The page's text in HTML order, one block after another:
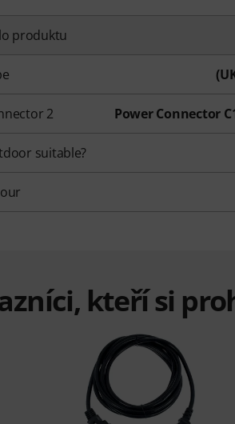
produktu
2 Power Connector
suitable?
kteří si